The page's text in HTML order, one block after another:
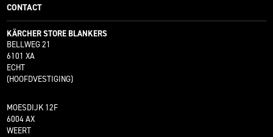
CONTACT
KÄRCHER STORE BLANKERS
BELLWEG 21
6101 XA
ECHT
(HOOFDVESTIGING)
MOESDIJK 12F
6004 AX
WEERT